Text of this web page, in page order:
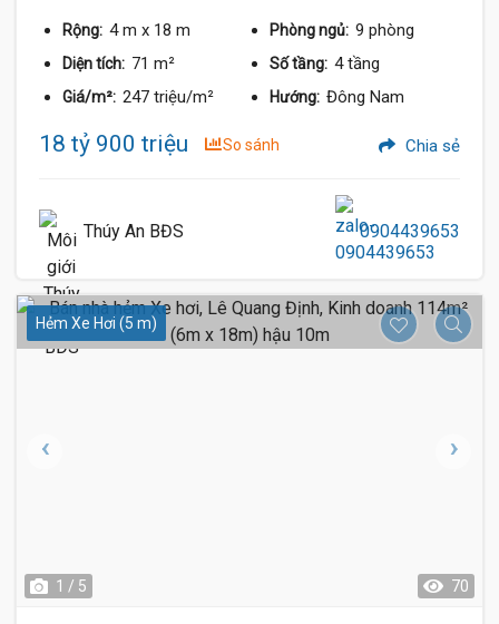
Rộng: 4 m x 18 m Phòng ngủ: 9 phòng
Diện tích: 71 m² Số tầng: 4 tầng
Giá/m²: 247 triệu/m² Hướng: Đông Nam
18 tỷ 900 triệu So sánh Chia sẻ
Thúy An BĐS 0904439653
Hẻm Xe Hơi (5 m)
1 / 5 70